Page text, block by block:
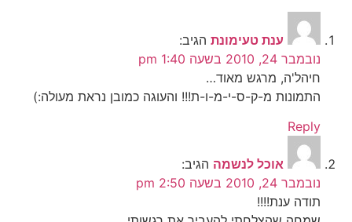
ענת טעימונת הגיב:
נובמבר 24, 2010 בשעה 1:40 pm
חיהל'ה, מרגש מאוד…
התמונות מ-ק-ס-י-מ-ו-ת!!! והעוגה כמובן נראת מעולה:)
Reply
אוכל לנשמה הגיב:
נובמבר 24, 2010 בשעה 2:50 pm
תודה ענת!!!!